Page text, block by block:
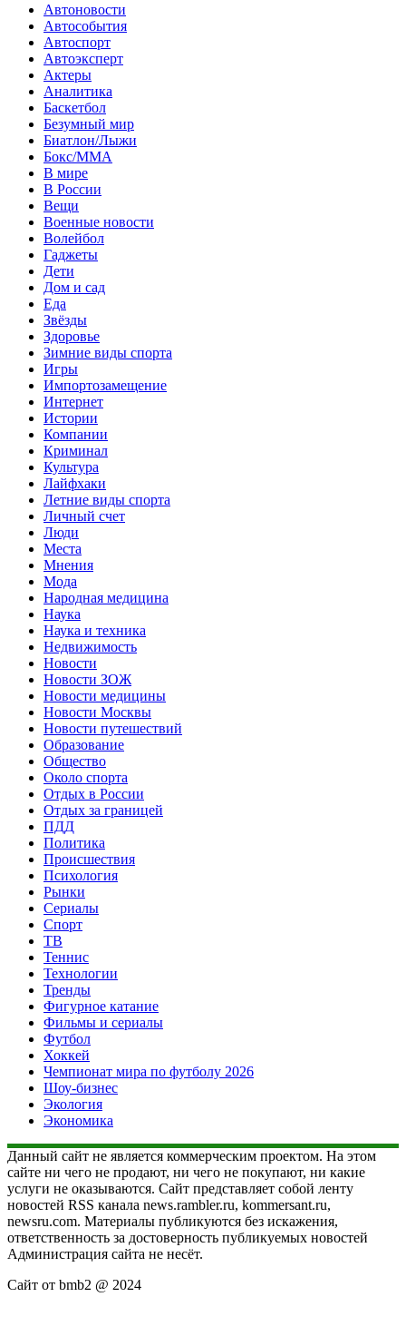
Автоновости
Автособытия
Автоспорт
Автоэксперт
Актеры
Аналитика
Баскетбол
Безумный мир
Биатлон/Лыжи
Бокс/MMA
В мире
В России
Вещи
Военные новости
Волейбол
Гаджеты
Дети
Дом и сад
Еда
Звёзды
Здоровье
Зимние виды спорта
Игры
Импортозамещение
Интернет
Истории
Компании
Криминал
Культура
Лайфхаки
Летние виды спорта
Личный счет
Люди
Места
Мнения
Мода
Народная медицина
Наука
Наука и техника
Недвижимость
Новости
Новости ЗОЖ
Новости медицины
Новости Москвы
Новости путешествий
Образование
Общество
Около спорта
Отдых в России
Отдых за границей
ПДД
Политика
Происшествия
Психология
Рынки
Сериалы
Спорт
ТВ
Теннис
Технологии
Тренды
Фигурное катание
Фильмы и сериалы
Футбол
Хоккей
Чемпионат мира по футболу 2026
Шоу-бизнес
Экология
Экономика
Данный сайт не является коммерческим проектом. На этом
сайте ни чего не продают, ни чего не покупают, ни какие
услуги не оказываются. Сайт представляет собой ленту
новостей RSS канала news.rambler.ru, kommersant.ru,
newsru.com. Материалы публикуются без искажения,
ответственность за достоверность публикуемых новостей
Администрация сайта не несёт.
Сайт от bmb2 @ 2024